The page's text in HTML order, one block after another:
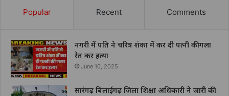
Popular Recent Comments
नगरी में पति ने चरित्र शंका में कर दी पत्नी की गला
रेत कर हत्या
June 10, 2025
सारंगढ़ बिलाईगढ़ जिला शिक्षा अधिकारी ने जारी की